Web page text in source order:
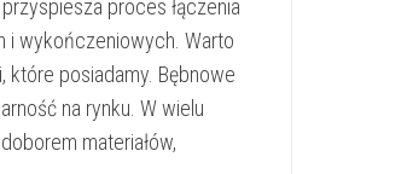
proces łączenia
i wykończeniowych. Warto
które posiadamy. Bębnowe
na rynku. W wielu
materiałów,